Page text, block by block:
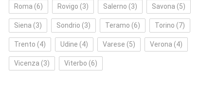
Roma (6) Rovigo (3) Salerno (3) Savona (5)
Siena (3) Sondrio (3) Teramo (6) Torino (7)
Trento (4) Udine (4) Varese (5) Verona (4)
Vicenza (3) Viterbo (6)